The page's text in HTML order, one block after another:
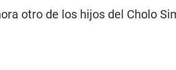
otro de los hijos del Cholo